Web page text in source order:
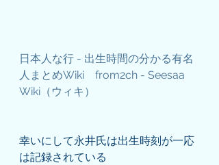
日本人な行 - 出生時間の分かる有名
人まとめWiki　from2ch - Seesaa
Wiki（ウィキ）
幸いにして永井氏は出生時刻が一応
は記録されている